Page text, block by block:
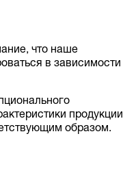
что наше
в зависимости
продукции
образом.